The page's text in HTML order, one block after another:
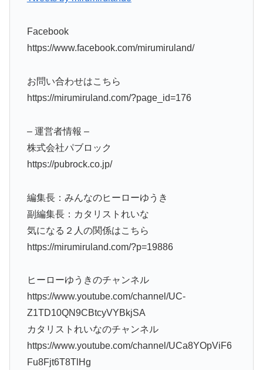
Facebook
https://www.facebook.com/mirumiruland/
お問い合わせはこちら
https://mirumiruland.com/?page_id=176
– 運営者情報 –
株式会社パブロック
https://pubrock.co.jp/
編集長：みんなのヒーローゆうき
副編集長：カタリストれいな
気になる２人の関係はこちら
https://mirumiruland.com/?p=19886
ヒーローゆうきのチャンネル
https://www.youtube.com/channel/UC-
Z1TD10QN9CBtcyVYBkjSA
カタリストれいなのチャンネル
https://www.youtube.com/channel/UCa8YOpViF6
Fu8Fjt6T8TlHg